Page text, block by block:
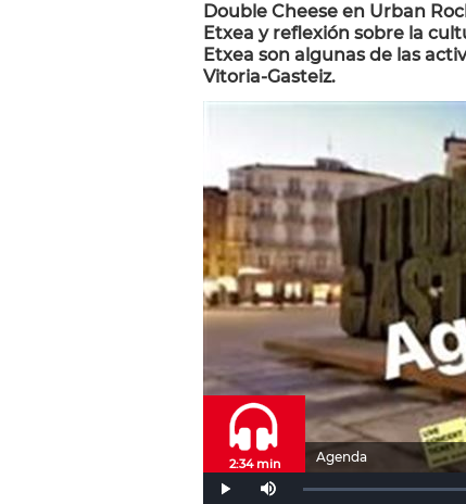
Double Cheese en Urban
Etxea y reflexión sobre la
Etxea son algunas de las
Vitoria-Gasteiz.
Agenda
2:34 min